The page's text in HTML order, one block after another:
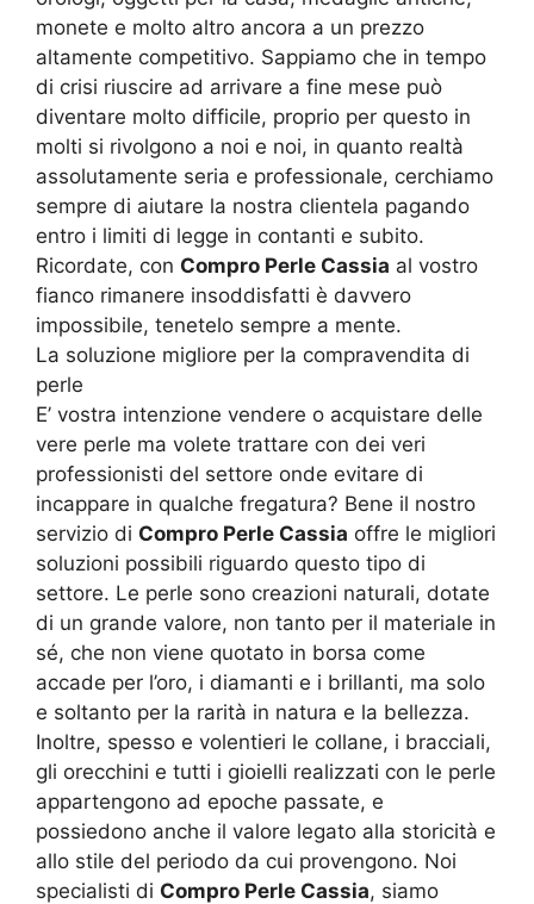
monete e molto altro ancora a un prezzo
altamente competitivo. Sappiamo che in tempo
di crisi riuscire ad arrivare a fine mese può
diventare molto difficile, proprio per questo in
molti si rivolgono a noi e noi, in quanto realtà
assolutamente seria e professionale, cerchiamo
sempre di aiutare la nostra clientela pagando
entro i limiti di legge in contanti e subito.
Ricordate, con Compro Perle Cassia al vostro
fianco rimanere insoddisfatti è davvero
impossibile, tenetelo sempre a mente.
La soluzione migliore per la compravendita di
perle
E’ vostra intenzione vendere o acquistare delle
vere perle ma volete trattare con dei veri
professionisti del settore onde evitare di
incappare in qualche fregatura? Bene il nostro
servizio di Compro Perle Cassia offre le migliori
soluzioni possibili riguardo questo tipo di
settore. Le perle sono creazioni naturali, dotate
di un grande valore, non tanto per il materiale in
sé, che non viene quotato in borsa come
accade per l’oro, i diamanti e i brillanti, ma solo
e soltanto per la rarità in natura e la bellezza.
Inoltre, spesso e volentieri le collane, i bracciali,
gli orecchini e tutti i gioielli realizzati con le perle
appartengono ad epoche passate, e
possiedono anche il valore legato alla storicità e
allo stile del periodo da cui provengono. Noi
specialisti di Compro Perle Cassia, siamo